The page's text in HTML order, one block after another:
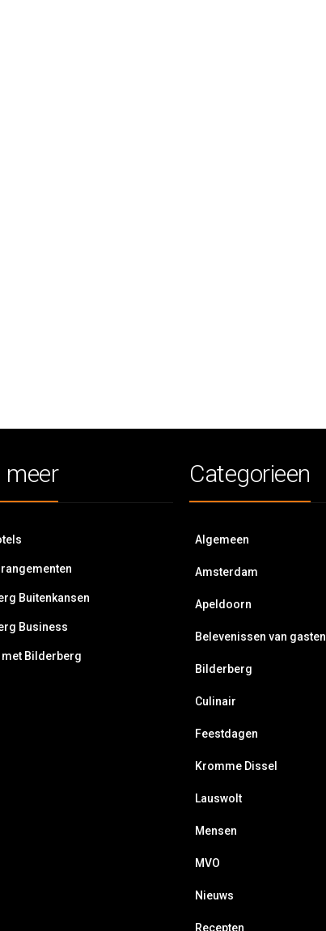
meer
Buitenkansen
Business
met Bilderberg
Categorieen
Algemeen
Amsterdam
Apeldoorn
Belevenissen van gasten
Bilderberg
Culinair
Feestdagen
Kromme Dissel
Lauswolt
Mensen
MVO
Nieuws
Recepten